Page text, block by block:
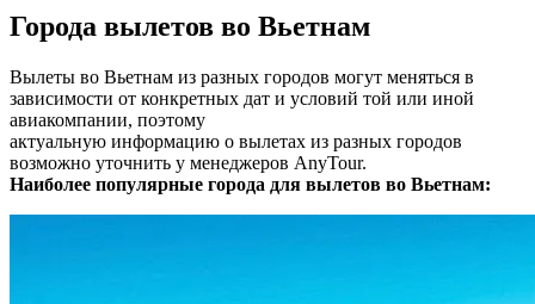
Города вылетов во Вьетнам
Вылеты во Вьетнам из разных городов могут меняться в
зависимости от конкретных дат и условий той или иной
авиакомпании, поэтому
актуальную информацию о вылетах из разных городов
возможно уточнить у менеджеров AnyTour.
Наиболее популярные города для вылетов во Вьетнам: